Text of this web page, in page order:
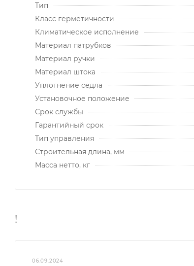
Тип
Класс герметичности
Климатическое исполнение
Материал патрубков
Материал ручки
Материал штока
Уплотнение седла
Установочное положение
Срок службы
Гарантийный срок
Тип управления
Строительная длина, мм
Масса нетто, кг
!
06.09.2024